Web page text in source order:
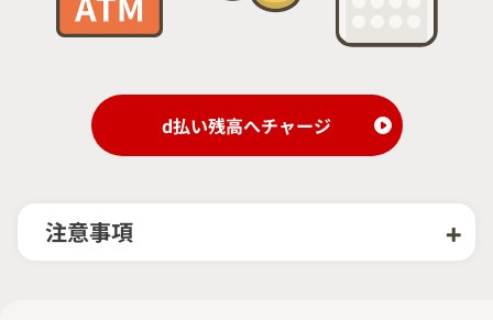
d払い残高へチャージ
注意事項